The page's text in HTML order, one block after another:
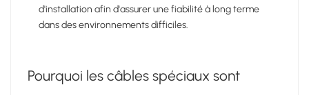
d'installation afin d'assurer une fiabilité à long terme
dans des environnements difficiles.
Pourquoi les câbles spéciaux sont